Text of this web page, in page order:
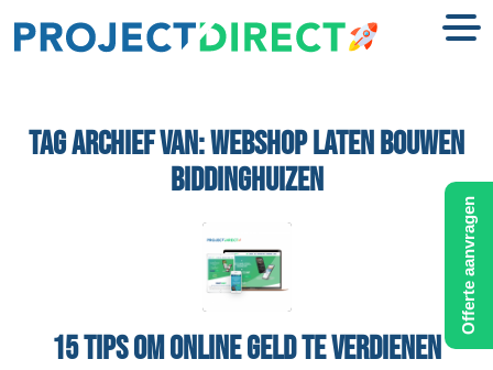
TAG ARCHIEF VAN:WEBSHOP LATEN BOUWEN
BIDDINGHUIZEN
15 tips om online geld te verdienen
Offerte aanvragen